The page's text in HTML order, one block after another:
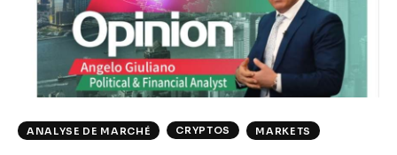
Climate
Markets
Tech
ANALYSE DE MARCHÉ CRYPTOS MARKETS